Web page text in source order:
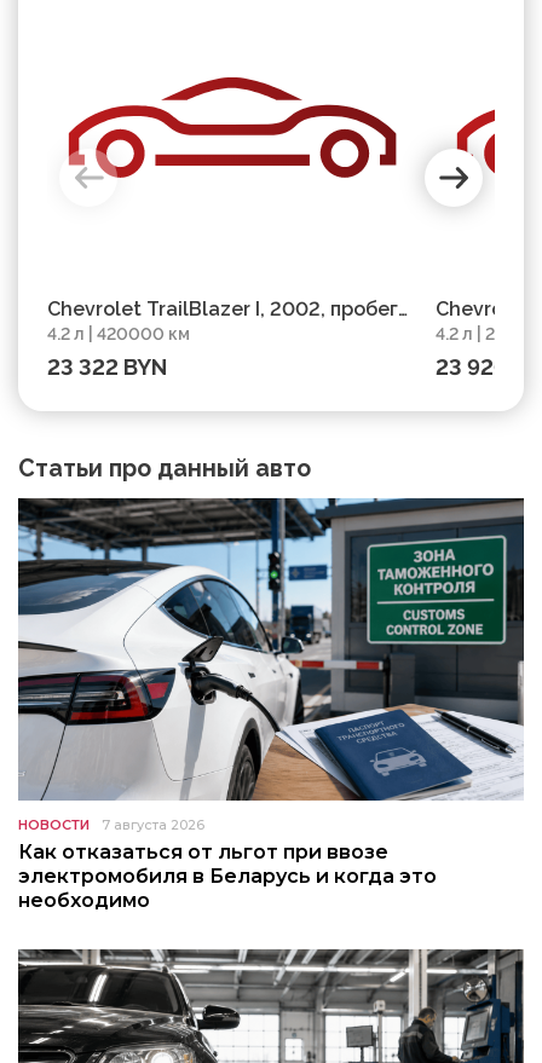
Chevrolet TrailBlazer I, 2002, пробег
420000 км
4.2 л | 420000 км
23 322 BYN
Chevrolet
2007,
4.2 л |
23 920
Статьи про данный авто
НОВОСТИ 7 августа 2026
Как отказаться от льгот при ввозе
электромобиля в Беларусь и когда это
необходимо